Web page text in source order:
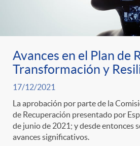
e
n
s
r
í
a
F
i
l
n
t
e
Avances en el Plan de
Transformación y
17/12/2021
La aprobación por parte de la
de Recuperación presentado por
de junio de 2021; y desde entonces
avances significativos.